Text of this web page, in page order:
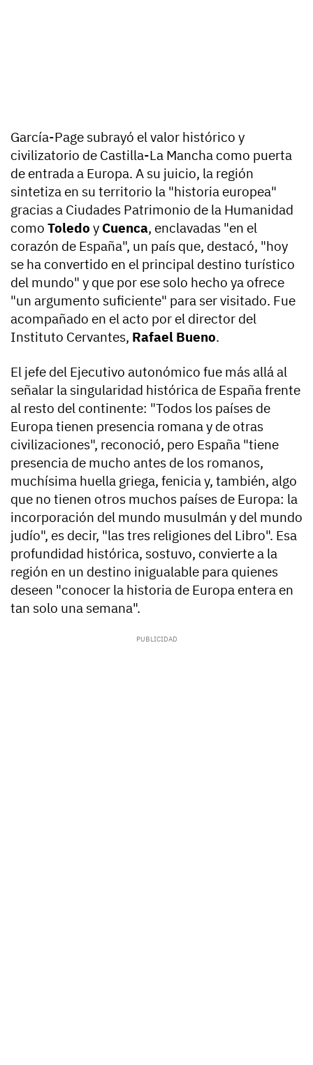
García-Page subrayó el valor histórico y
civilizatorio de Castilla-La Mancha como puerta
de entrada a Europa. A su juicio, la región
sintetiza en su territorio la "historia europea"
gracias a Ciudades Patrimonio de la Humanidad
como Toledo y Cuenca, enclavadas "en el
corazón de España", un país que, destacó, "hoy
se ha convertido en el principal destino turístico
del mundo" y que por ese solo hecho ya ofrece
"un argumento suficiente" para ser visitado. Fue
acompañado en el acto por el director del
Instituto Cervantes, Rafael Bueno.
El jefe del Ejecutivo autonómico fue más allá al
señalar la singularidad histórica de España frente
al resto del continente: "Todos los países de
Europa tienen presencia romana y de otras
civilizaciones", reconoció, pero España "tiene
presencia de mucho antes de los romanos,
muchísima huella griega, fenicia y, también, algo
que no tienen otros muchos países de Europa: la
incorporación del mundo musulmán y del mundo
judío", es decir, "las tres religiones del Libro". Esa
profundidad histórica, sostuvo, convierte a la
región en un destino inigualable para quienes
deseen "conocer la historia de Europa entera en
tan solo una semana".